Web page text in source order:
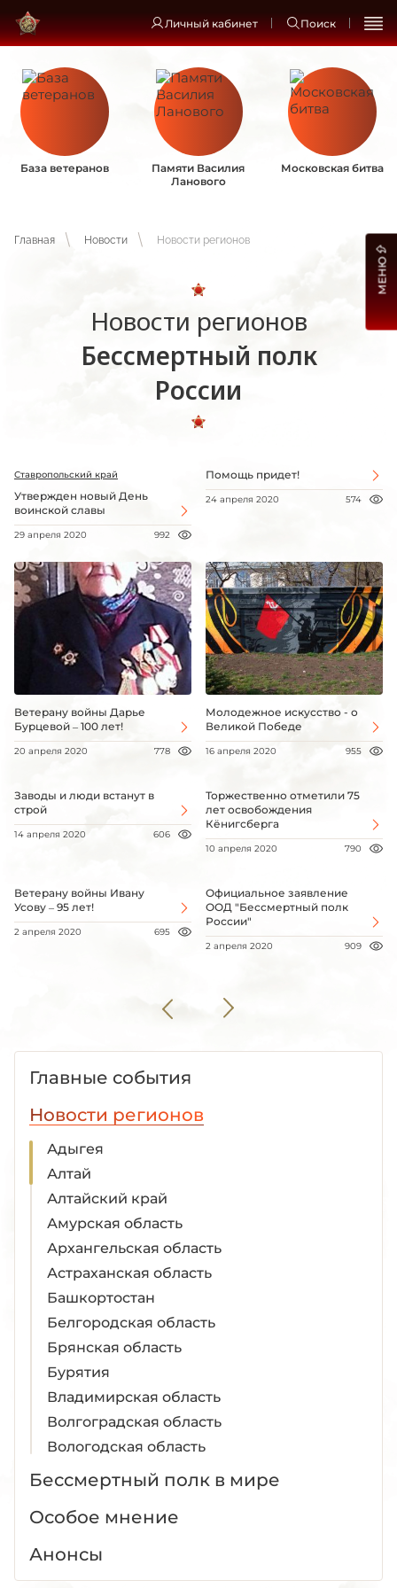
Личный кабинет Поиск
База ветеранов
Памяти Василия
Ланового
Московская битва
Главная Новости Новости регионов
Новости регионов
Бессмертный полк
России
Ставропольский край
Утвержден новый День
воинской славы
29 апреля 2020 992
Помощь придет!
24 апреля 2020 574
Ветерану войны Дарье
Бурцевой – 100 лет!
20 апреля 2020 778
Молодежное искусство - о
Великой Победе
16 апреля 2020 955
Заводы и люди встанут в
строй
14 апреля 2020 606
Торжественно отметили 75
лет освобождения
Кёнигсберга
10 апреля 2020 790
Ветерану войны Ивану
Усову – 95 лет!
2 апреля 2020 695
Официальное заявление
ООД "Бессмертный полк
России"
2 апреля 2020 909
Главные события
Новости регионов
Адыгея
Алтай
Алтайский край
Амурская область
Архангельская область
Астраханская область
Башкортостан
Белгородская область
Брянская область
Бурятия
Владимирская область
Волгоградская область
Вологодская область
Воронежская область
Донецкая Народная Республика
Бессмертный полк в мире
Особое мнение
Анонсы
МЕНЮ